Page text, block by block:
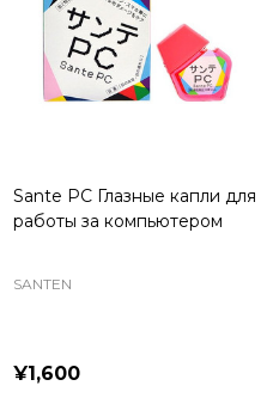
Sante PC Глазные капли для
работы за компьютером
SANTEN
¥1,600